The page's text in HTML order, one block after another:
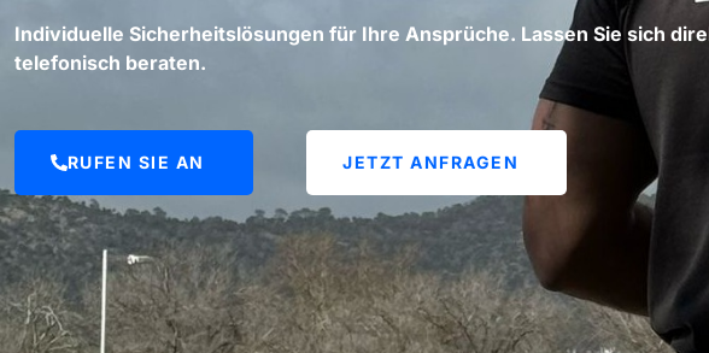
Individuelle Sicherheitslösungen für Ihre Ansprüche. Lassen Sie sich
telefonisch beraten.
RUFEN SIE AN JETZT ANFRAGEN